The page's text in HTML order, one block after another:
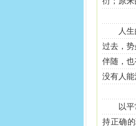
人生的
过去，
伴随，
没有人能
以平常
持正确